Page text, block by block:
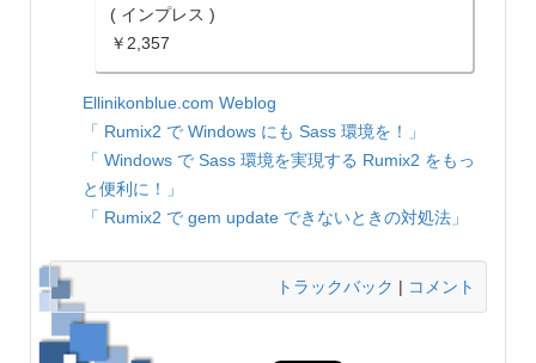
( インプレス )
￥2,357
Ellinikonblue.com Weblog
「 Rumix2 で Windows にも Sass 環境を！」
「 Windows で Sass 環境を実現する Rumix2 をもっ
と便利に！」
「 Rumix2 で gem update できないときの対処法」
トラックバック | コメント